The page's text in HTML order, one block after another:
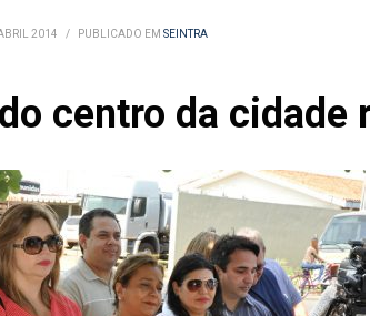
2014 / PUBLICADO EM SEINTRA
centro da